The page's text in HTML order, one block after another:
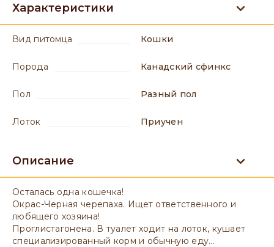
Характеристики
вид питомца Кошки
порода Канадский сфинкс
пол разный пол
лоток приучен
Описание
Осталась одна кошечка!
Окрас-Черная черепаха. Ищет ответственного и
любящего хозяина!
Проглистагонена. В туалет ходит на лоток, кушает
специализированный корм и обычную еду...